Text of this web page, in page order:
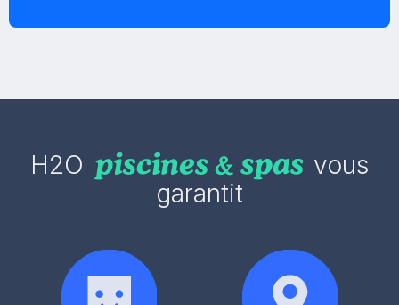
H2O
vous
garantit